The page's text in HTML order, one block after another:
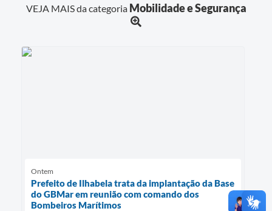
VEJA MAIS da categoria Mobilidade e Segurança
Ontem
Prefeito de Ilhabela trata da implantação da Base
do GBMar em reunião com comando dos
Bombeiros Marítimos